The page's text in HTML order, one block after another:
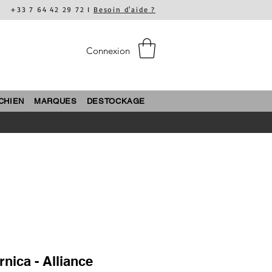
+33 7 64 42 29 72 I Besoin d'aide ?
Connexion
MARQUES DESTOCKAGE
- Alliance